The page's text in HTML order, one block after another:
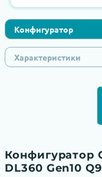
Конфигуратор
Характеристики
Конфигуратор
DL360 Gen10